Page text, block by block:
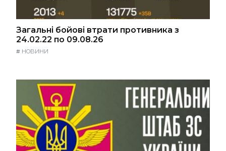
Загальні бойові втрати противника з
24.02.22 по 09.08.26
# НОВИНИ